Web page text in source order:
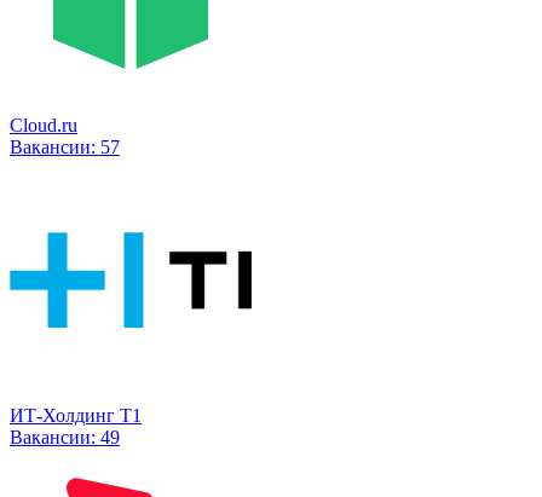
Cloud.ru
Вакансии: 57
ИТ-Холдинг Т1
Вакансии: 49